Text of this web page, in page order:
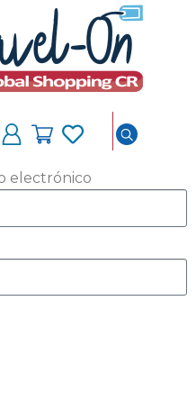
electrónico